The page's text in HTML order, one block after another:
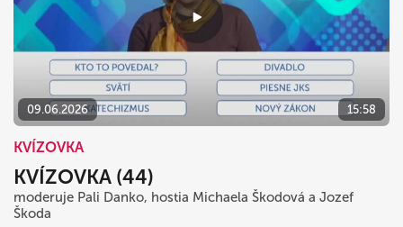
09.06.2026 15:58
KVÍZOVKA
KVÍZOVKA (44)
moderuje Pali Danko, hostia Michaela Škodová a Jozef
Škoda